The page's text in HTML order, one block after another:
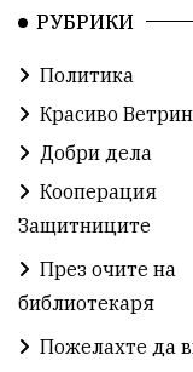
Фондация
Автосъбитие
Партия "Величие"
СУ „Христо
Предстоящи
Забавления
РУБРИКИ
Политика
Красиво
Добри дела
Кооперация
Защитниците
През очите на
библиотекаря
Пожелахте да